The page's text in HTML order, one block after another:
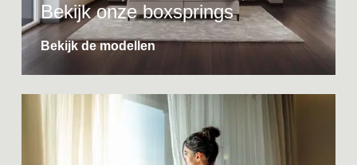
Bekijk onze boxsprings
Bekijk de modellen